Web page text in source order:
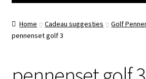
Golfbenodigdheden
Gadgets
Home Cadeau suggesties
Golf
pennenset golf 3